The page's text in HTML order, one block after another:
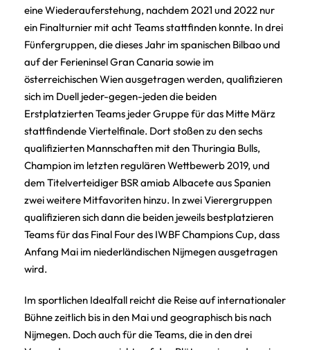
eine Wiederauferstehung, nachdem 2021 und 2022 nur
ein Finalturnier mit acht Teams stattfinden konnte. In drei
Fünfergruppen, die dieses Jahr im spanischen Bilbao und
auf der Ferieninsel Gran Canaria sowie im
österreichischen Wien ausgetragen werden, qualifizieren
sich im Duell jeder-gegen-jeden die beiden
Erstplatzierten Teams jeder Gruppe für das Mitte März
stattfindende Viertelfinale. Dort stoßen zu den sechs
qualifizierten Mannschaften mit den Thuringia Bulls,
Champion im letzten regulären Wettbewerb 2019, und
dem Titelverteidiger BSR amiab Albacete aus Spanien
zwei weitere Mitfavoriten hinzu. In zwei Vierergruppen
qualifizieren sich dann die beiden jeweils bestplatzieren
Teams für das Final Four des IWBF Champions Cup, dass
Anfang Mai im niederländischen Nijmegen ausgetragen
wird.
Im sportlichen Idealfall reicht die Reise auf internationaler
Bühne zeitlich bis in den Mai und geographisch bis nach
Nijmegen. Doch auch für die Teams, die in den drei